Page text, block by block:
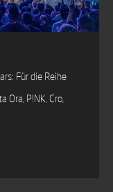
Für die Reihe
P!NK, Cro,